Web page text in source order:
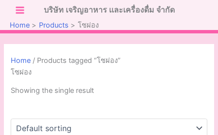
content
บริษัท เจริญอาหาร เเละเครื่องดื่ม จำกัด
Home Products โซผ่อง
Home / Products tagged “โซผ่อง”
โซผ่อง
Showing the single result